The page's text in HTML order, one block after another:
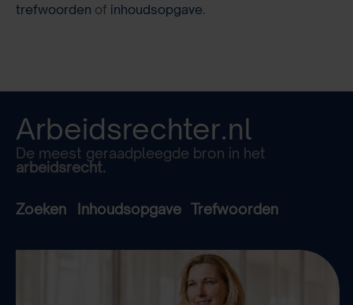
trefwoorden of inhoudsopgave.
Arbeidsrechter.nl
De meest geraadpleegde bron in het
arbeidsrecht.
Zoeken Inhoudsopgave Trefwoorden